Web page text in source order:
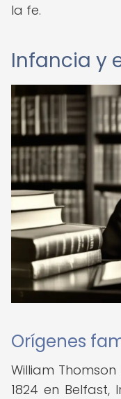
la fe.
Infancia y
Orígenes
William
1824 en Belfast,